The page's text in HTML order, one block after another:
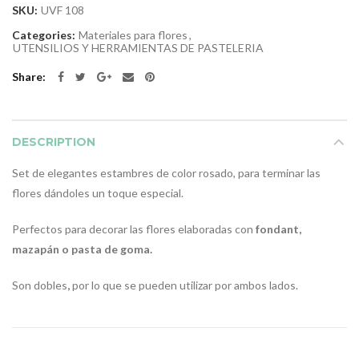
SKU: UVF 108
Categories: Materiales para flores,
UTENSILIOS Y HERRAMIENTAS DE PASTELERIA
Share
DESCRIPTION
Set de elegantes estambres de color rosado, para terminar las
flores dándoles un toque especial.
Perfectos para decorar las flores elaboradas con fondant,
mazapán o pasta de goma.
Son dobles,por lo que se pueden utilizar por ambos lados.